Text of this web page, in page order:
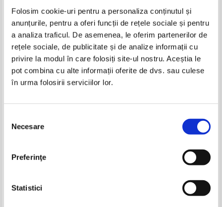
Folosim cookie-uri pentru a personaliza conținutul și
anunțurile, pentru a oferi funcții de rețele sociale și pentru
a analiza traficul. De asemenea, le oferim partenerilor de
rețele sociale, de publicitate și de analize informații cu
privire la modul în care folosiți site-ul nostru. Aceștia le
pot combina cu alte informații oferite de dvs. sau culese
în urma folosirii serviciilor lor.
consimțământului
Necesare
Preferinţe
Statistici
N. Constantinesco - Le
monastere de Putna
Pret: 10,00Lei 4,00 Lei
Adaugă în coș
Dumitru Cobzaru - Monografia
Manastirii Adormirea Maicii
Domnului, Nicula
Pret:11,00Lei 4,40 Lei
Adaugă în coș